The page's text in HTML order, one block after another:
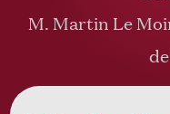
M. Martin Le